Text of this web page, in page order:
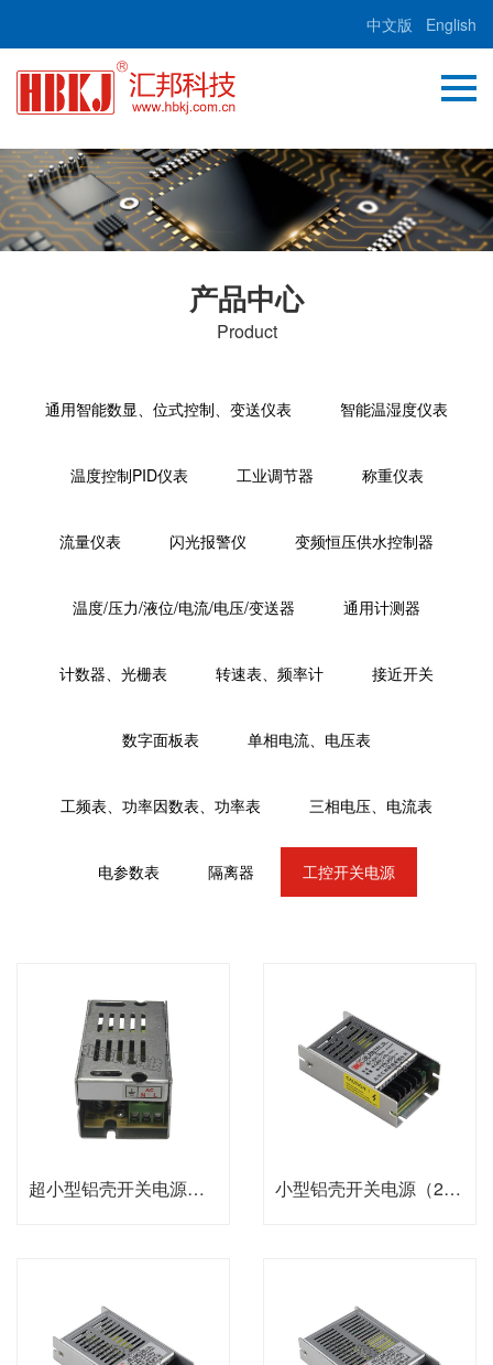
中文版 English
产品中心
Product
通用智能数显、位式控制、变送仪表 智能温湿度仪表
温度控制PID仪表 工业调节器 称重仪表
流量仪表 闪光报警仪 变频恒压供水控制器
温度/压力/液位/电流/电压/变送器 通用计测器
计数器、光栅表 转速表、频率计 接近开关
数字面板表 单相电流、电压表
工频表、功率因数表、功率表 三相电压、电流表
电参数表 隔离器 工控开关电源
超小型铝壳开关电源（10W-12W） 小型铝壳开关电源（20W-42W）